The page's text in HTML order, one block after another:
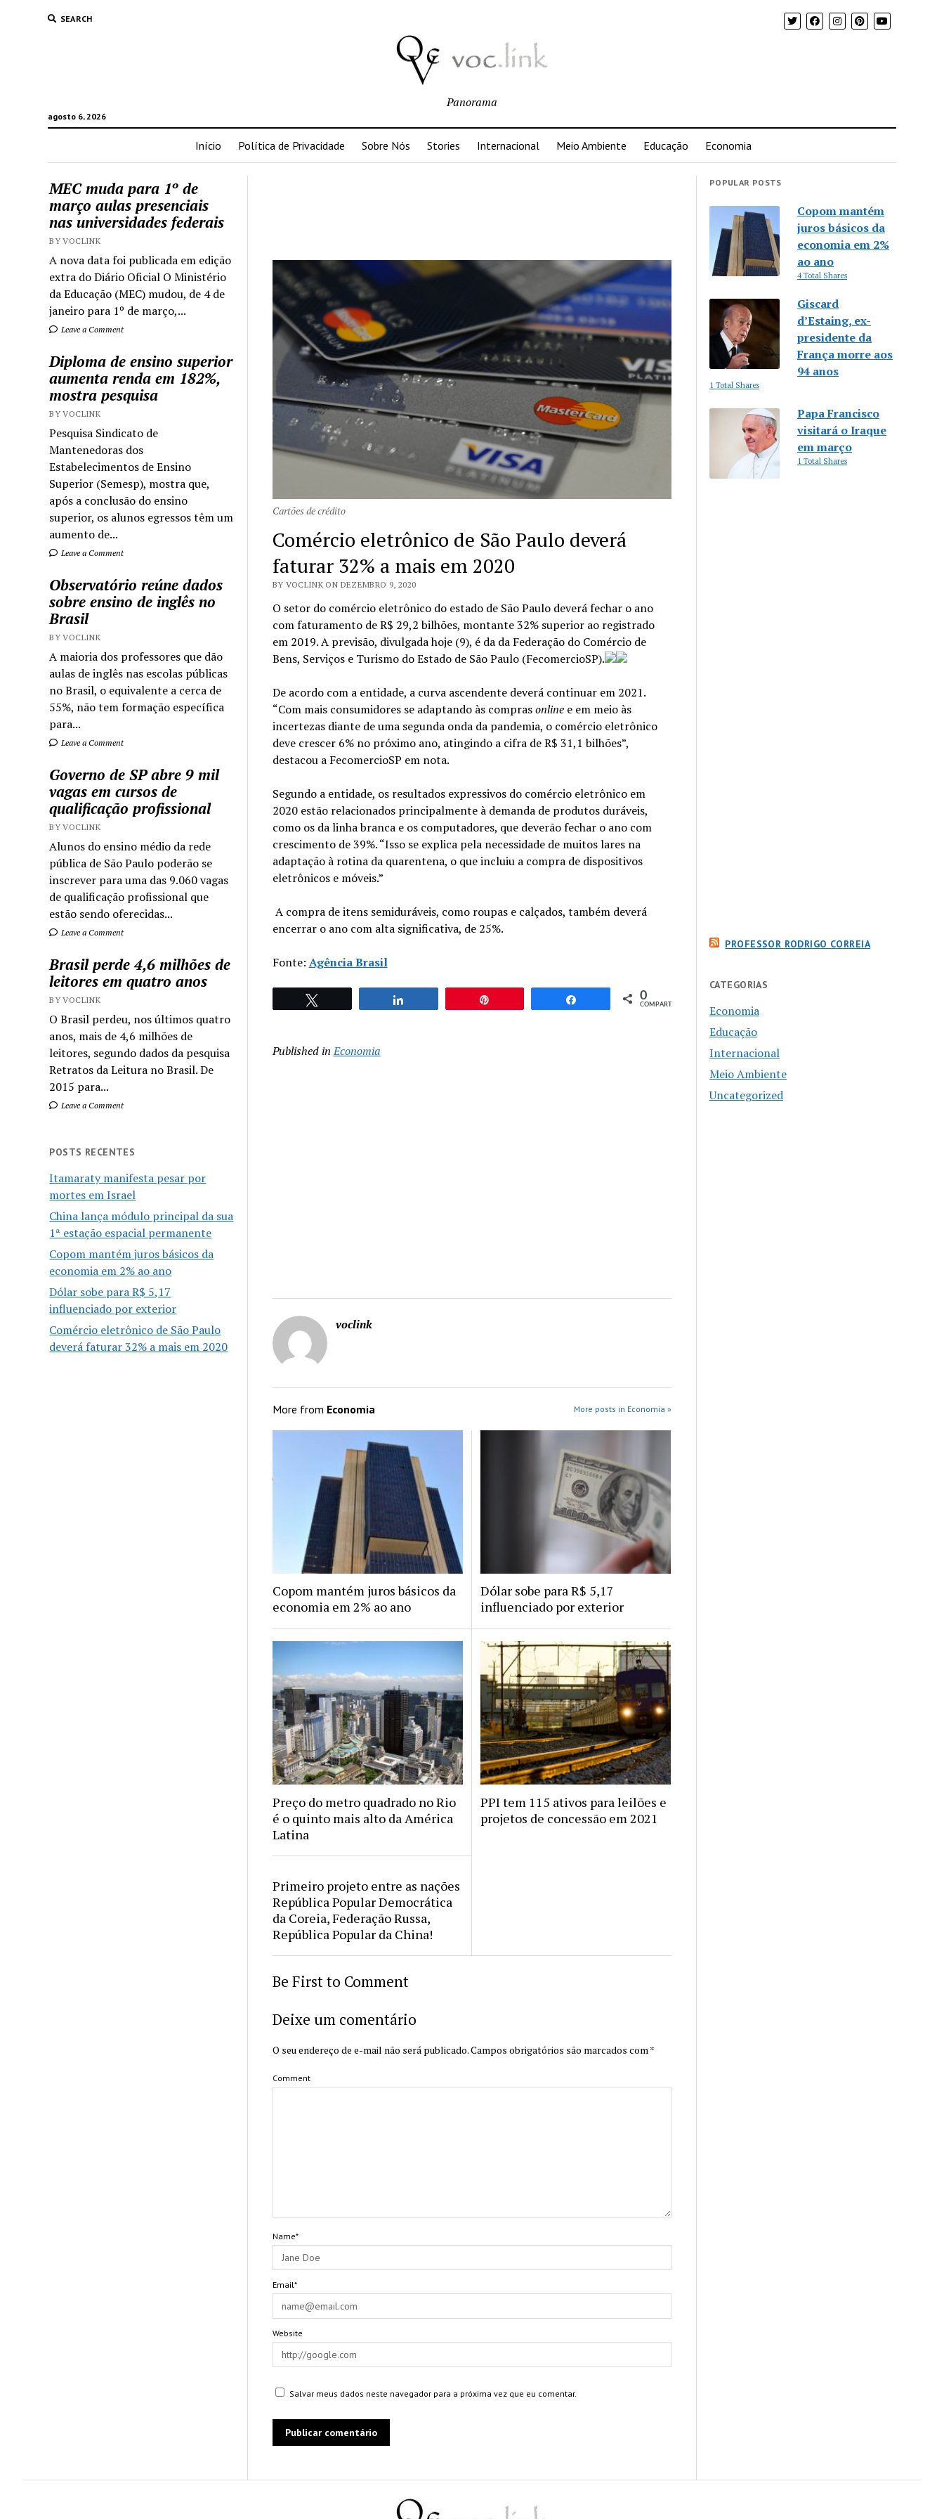
SEARCH
agosto 6, 2026
Panorama
Início Política de Privacidade Sobre Nós Stories Internacional Meio Ambiente Educação Economia
MEC muda para 1º de
março aulas presenciais
nas universidades federais
BY VOCLINK
A nova data foi publicada em edição
extra do Diário Oficial O Ministério
da Educação (MEC) mudou, de 4 de
janeiro para 1º de março,...
Leave a Comment
Diploma de ensino superior
aumenta renda em 182%,
mostra pesquisa
BY VOCLINK
Pesquisa Sindicato de
Mantenedoras dos
Estabelecimentos de Ensino
Superior (Semesp), mostra que,
após a conclusão do ensino
superior, os alunos egressos têm um
aumento de...
Leave a Comment
Observatório reúne dados
sobre ensino de inglês no
Brasil
BY VOCLINK
A maioria dos professores que dão
aulas de inglês nas escolas públicas
no Brasil, o equivalente a cerca de
55%, não tem formação específica
para...
Leave a Comment
Governo de SP abre 9 mil
vagas em cursos de
qualificação profissional
BY VOCLINK
Alunos do ensino médio da rede
pública de São Paulo poderão se
inscrever para uma das 9.060 vagas
de qualificação profissional que
estão sendo oferecidas...
Leave a Comment
Brasil perde 4,6 milhões de
leitores em quatro anos
BY VOCLINK
O Brasil perdeu, nos últimos quatro
anos, mais de 4,6 milhões de
leitores, segundo dados da pesquisa
Retratos da Leitura no Brasil. De
2015 para...
Leave a Comment
POSTS RECENTES
Itamaraty manifesta pesar por
mortes em Israel
China lança módulo principal da sua
1ª estação espacial permanente
Copom mantém juros básicos da
economia em 2% ao ano
Dólar sobe para R$ 5,17
influenciado por exterior
Comércio eletrônico de São Paulo
deverá faturar 32% a mais em 2020
Cartões de crédito
Comércio eletrônico de São Paulo deverá
faturar 32% a mais em 2020
BY VOCLINK ON DEZEMBRO 9, 2020
O setor do comércio eletrônico do estado de São Paulo deverá fechar o ano
com faturamento de R$ 29,2 bilhões, montante 32% superior ao registrado
em 2019. A previsão, divulgada hoje (9), é da da Federação do Comércio de
Bens, Serviços e Turismo do Estado de São Paulo (FecomercioSP).
De acordo com a entidade, a curva ascendente deverá continuar em 2021.
“Com mais consumidores se adaptando às comprasonlinee em meio às
incertezas diante de uma segunda onda da pandemia, o comércio eletrônico
deve crescer 6% no próximo ano, atingindo a cifra de R$ 31,1 bilhões”,
destacou a FecomercioSP em nota.
Segundo a entidade, os resultados expressivos do comércio eletrônico em
2020 estão relacionados principalmente à demanda de produtos duráveis,
como os da linha branca e os computadores, que deverão fechar o ano com
crescimento de 39%. “Isso se explica pela necessidade de muitos lares na
adaptação à rotina da quarentena, o que incluiu a compra de dispositivos
eletrônicos e móveis.”
A compra de itens semiduráveis, como roupas e calçados, também deverá
encerrar o ano com alta significativa, de 25%.
Fonte: Agência Brasil
Compartilhar0
COMPART.
Published in Economia
voclink
More from Economia More posts in Economia »
Copom mantém juros básicos da
economia em 2% ao ano
Dólar sobe para R$ 5,17
influenciado por exterior
Preço do metro quadrado no Rio
é o quinto mais alto da América
Latina
PPI tem 115 ativos para leilões e
projetos de concessão em 2021
Primeiro projeto entre as nações
República Popular Democrática
da Coreia, Federação Russa,
República Popular da China!
Be First to Comment
Deixe um comentário
O seu endereço de e-mail não será publicado.Campos obrigatórios são marcados com*
Comment
Name*
Email*
Website
Salvar meus dados neste navegador para a próxima vez que eu comentar.
POPULAR POSTS
Copom mantém
juros básicos da
economia em 2%
ao ano
4 Total Shares
Giscard
d’Estaing, ex-
presidente da
França morre aos
94 anos
1 Total Shares
Papa Francisco
visitará o Iraque
em março
1 Total Shares
PROFESSOR RODRIGO CORREIA
CATEGORIAS
Economia
Educação
Internacional
Meio Ambiente
Uncategorized